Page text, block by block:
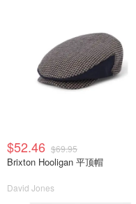
$52.46 $69.95
Brixton Hooligan 平顶帽
David Jones